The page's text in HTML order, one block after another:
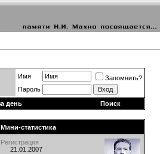
Имя
Запомнить?
Пароль
день Поиск
Мини-статистика
Регистрация
21.01.2007